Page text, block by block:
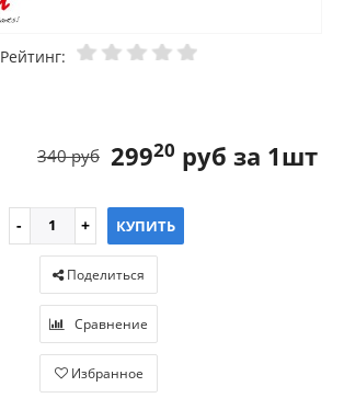
Рейтинг:
29920 руб за 1шт
340 руб
КУПИТЬ
Поделиться
Сравнение
Избранное